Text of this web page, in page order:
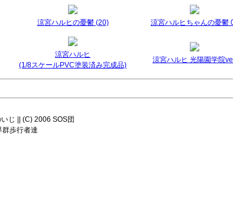
涼宮ハルヒの憂鬱 (20) 涼宮ハルヒちゃんの憂鬱
涼宮ハルヒ
(1/8スケールPVC塗装済み完成品)
涼宮ハルヒ 光陽園学院
じ || (C) 2006 SOS団
歩行者達